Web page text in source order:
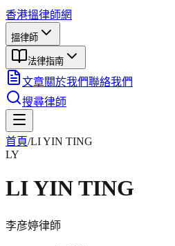
香港搵律師網
搵律師
法律指南
文章關於我們聯絡我們
搜尋律師
首頁/LI YIN TING
LY
LI YIN TING
李彦婷律師